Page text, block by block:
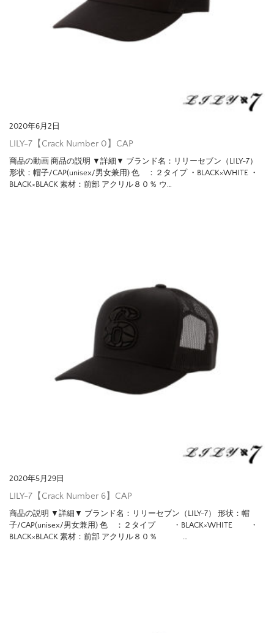
2020年6月2日
LILY-7【Crack Number 0】CAP
商品の動画 商品の説明 ▼詳細▼ ブランド名：リリーセブン（LILY-7）
形状：帽子/CAP(unisex/男女兼用) 色 ：２タイプ ・BLACK×WHITE ・
BLACK×BLACK 素材：前部 アクリル８０％ ウ…
2020年5月29日
LILY-7【Crack Number 6】CAP
商品の説明 ▼詳細▼ ブランド名：リリーセブン（LILY-7） 形状：帽
子/CAP(unisex/男女兼用) 色 ：２タイプ ・BLACK×WHITE ・
BLACK×BLACK 素材：前部 アクリル８０％ …